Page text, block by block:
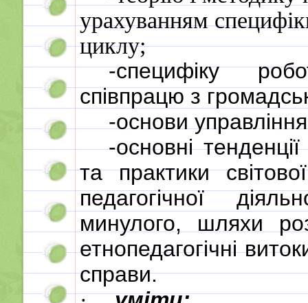
урахуванням
циклу;
-специфіку
співпрацю з
-основи
-основні тенденції
та практики
педагогічної
минулого, шляхи
етнопедагогічні
справи.